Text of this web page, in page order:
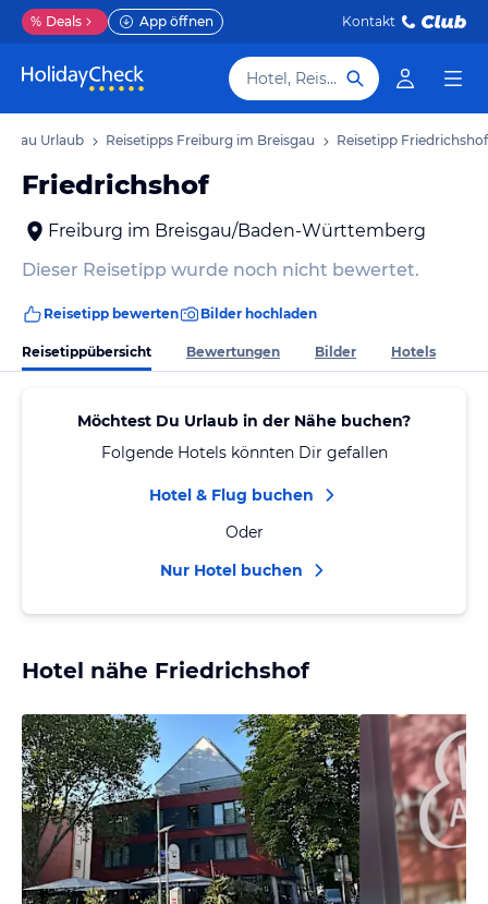
% Deals App öffnen Kontakt
Hotel, Reiseziel
Urlaub Reisetipps Freiburg im Breisgau Reisetipp Friedrichshof
Friedrichshof
Freiburg im Breisgau/Baden-Württemberg
Dieser Reisetipp wurde noch nicht bewertet.
Reisetipp bewerten Bilder hochladen
Reisetippübersicht Bewertungen Bilder Hotels
Möchtest Du Urlaub in der Nähe buchen?
Folgende Hotels könnten Dir gefallen
Hotel & Flug buchen
Oder
Nur Hotel buchen
Hotel nähe Friedrichshof